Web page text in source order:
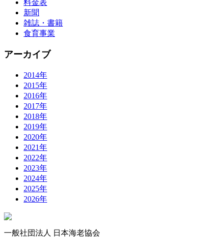
料金表
新聞
雑誌・書籍
食育事業
アーカイブ
2014年
2015年
2016年
2017年
2018年
2019年
2020年
2021年
2022年
2023年
2024年
2025年
2026年
一般社団法人 日本海老協会